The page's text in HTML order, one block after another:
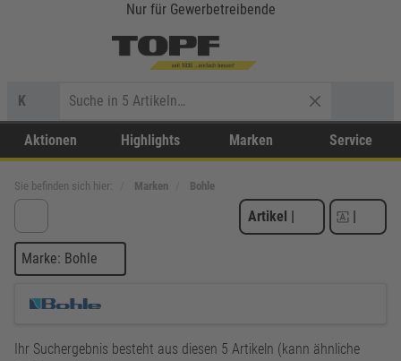
Nur für Gewerbetreibende
K
Aktionen Highlights Marken Service
Sie befinden sich hier: Marken Bohle
Artikel | |
Marke: Bohle
Ihr Suchergebnis besteht aus diesen 5 Artikeln (kann ähnliche